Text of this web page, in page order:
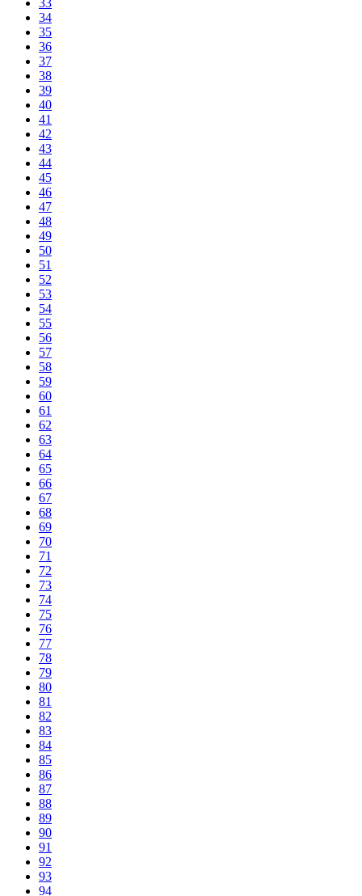
34
35
36
37
38
39
40
41
42
43
44
45
46
47
48
49
50
51
52
53
54
55
56
57
58
59
60
61
62
63
64
65
66
67
68
69
70
71
72
73
74
75
76
77
78
79
80
81
82
83
84
85
86
87
88
89
90
91
92
93
94